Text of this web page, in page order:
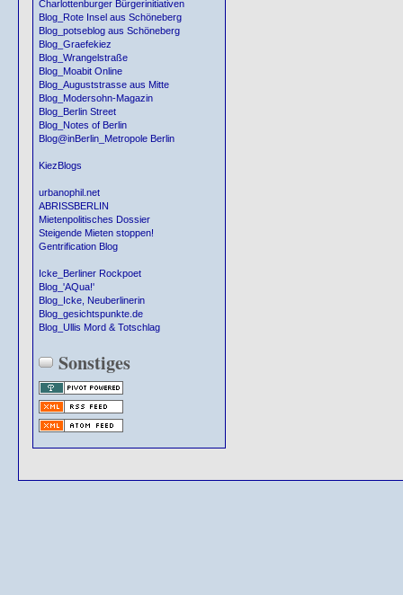
Charlottenburger Bürgerinitiativen
Blog_Rote Insel aus Schöneberg
Blog_potseblog aus Schöneberg
Blog_Graefekiez
Blog_Wrangelstraße
Blog_Moabit Online
Blog_Auguststrasse aus Mitte
Blog_Modersohn-Magazin
Blog_Berlin Street
Blog_Notes of Berlin
Blog@inBerlin_Metropole Berlin
KiezBlogs
urbanophil.net
ABRISSBERLIN
Mietenpolitisches Dossier
Steigende Mieten stoppen!
Gentrification Blog
Icke_Berliner Rockpoet
Blog_'AQua!'
Blog_Icke, Neuberlinerin
Blog_gesichtspunkte.de
Blog_Ullis Mord & Totschlag
Sonstiges